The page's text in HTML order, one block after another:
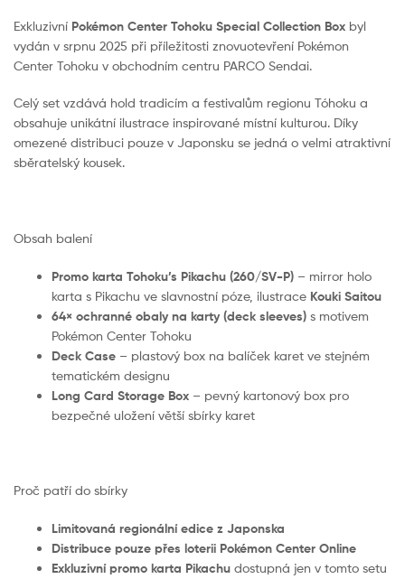
Exkluzivní Pokémon Center Tohoku Special Collection Box byl
vydán v srpnu 2025 při příležitosti znovuotevření Pokémon
Center Tohoku v obchodním centru PARCO Sendai.
Celý set vzdává hold tradicím a festivalům regionu Tóhoku a
obsahuje unikátní ilustrace inspirované místní kulturou. Díky
omezené distribuci pouze v Japonsku se jedná o velmi atraktivní
sběratelský kousek.
Obsah balení
Promo karta Tohoku’s Pikachu (260/SV-P) – mirror holo
karta s Pikachu ve slavnostní póze, ilustrace Kouki Saitou
64× ochranné obaly na karty (deck sleeves) s motivem
Pokémon Center Tohoku
Deck Case – plastový box na balíček karet ve stejném
tematickém designu
Long Card Storage Box – pevný kartonový box pro
bezpečné uložení větší sbírky karet
Proč patří do sbírky
Limitovaná regionální edice z Japonska
Distribuce pouze přes loterii Pokémon Center Online
Exkluzivní promo karta Pikachu dostupná jen v tomto setu